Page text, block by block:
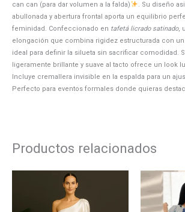
can can (para dar volumen a la falda)
. Su diseño
abullonada y abertura frontal aporta un equilibrio
feminidad. Confeccionado en tafetá licrado satinado,
elongación que combina rigidez estructurada con
ideal para definir la silueta sin sacrificar comodidad.
ligeramente brillante y suave al tacto ofrece un look
Incluye cremallera invisible en la espalda para un
Perfecto para eventos formales donde quieras
Productos relacionados